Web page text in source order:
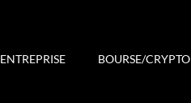
ENTREPRISE BOURSE/CRYPTO